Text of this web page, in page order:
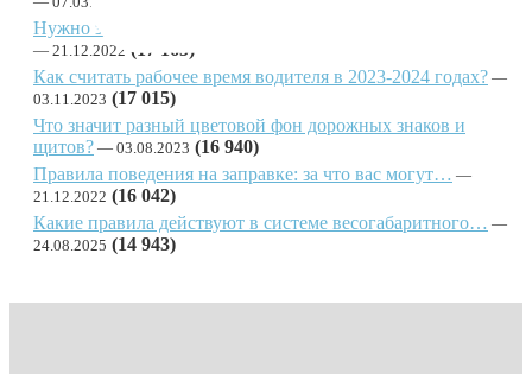
Нужно знать каждому: в чем разница между осмотром и…
21.12.2022 (17 165)
Как считать рабочее время водителя в 2023-2024 годах?
03.11.2023 (17 015)
Что значит разный цветовой фон дорожных знаков и
щитов?
03.08.2023 (16 940)
Правила поведения на заправке: за что вас могут…
21.12.2022 (16 042)
Какие правила действуют в системе весогабаритного…
24.08.2025 (14 943)